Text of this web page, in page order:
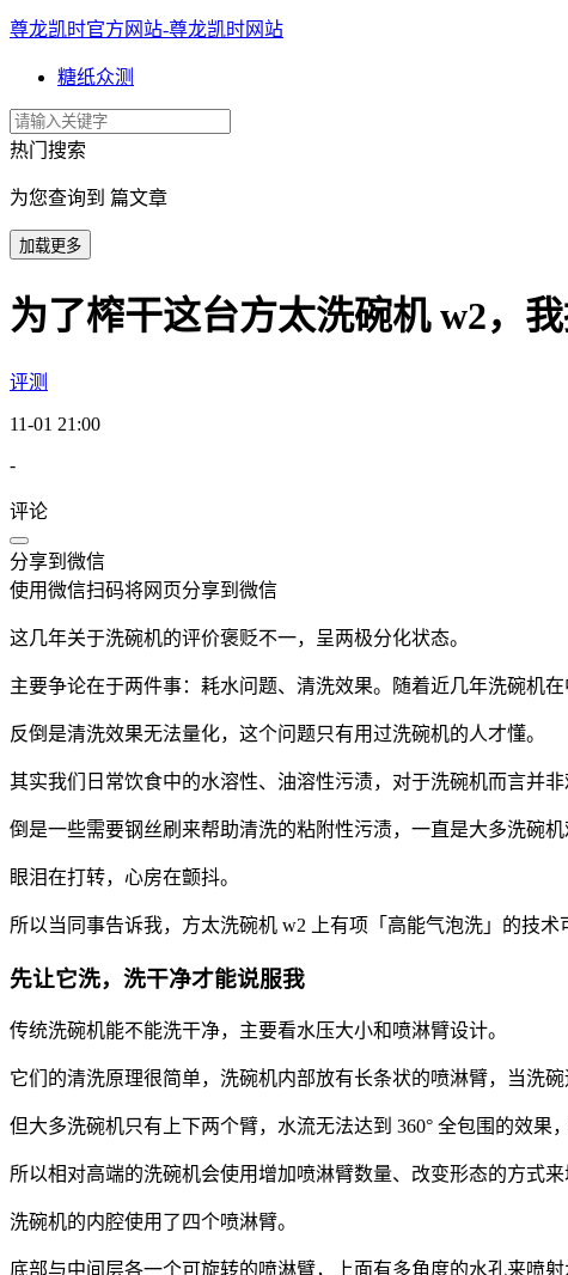
尊龙凯时官方网站-尊龙凯时网站
糖纸众测
热门搜索
为您查询到 篇文章
加载更多
为了榨干这台方太洗碗机 w2，
评测
11-01 21:00
-
评论
分享到微信
使用微信扫码将网页分享到微信
这几年关于洗碗机的评价褒贬不一，呈两极分化状态。
主要争论在于两件事：耗水问题、清洗效果。随着近几年洗碗机
反倒是清洗效果无法量化，这个问题只有用过洗碗机的人才懂。
其实我们日常饮食中的水溶性、油溶性污渍，对于洗碗机而言并
倒是一些需要钢丝刷来帮助清洗的粘附性污渍，一直是大多洗碗
眼泪在打转，心房在颤抖。
所以当同事告诉我，方太洗碗机 w2 上有项「高能气泡洗」的技
先让它洗， 洗干净才能说服我
传统洗碗机能不能洗干净，主要看水压大小和喷淋臂设计。
它们的清洗原理很简单，洗碗机内部放有长条状的喷淋臂，当洗
但大多洗碗机只有上下两个臂，水流无法达到 360° 全包围的效果，
所以相对高端的洗碗机会使用增加喷淋臂数量、改变形态的方式
洗碗机的内腔使用了四个喷淋臂。
底部与中间层各一个可旋转的喷淋臂，上面有多角度的水孔来喷射